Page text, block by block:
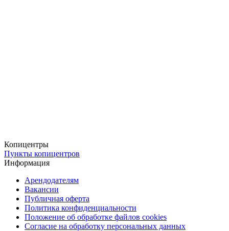
Копицентры
Пункты копицентров
Информация
Арендодателям
Вакансии
Публичная оферта
Политика конфиденциальности
Положение об обработке файлов cookies
Согласие на обработку персональных данных